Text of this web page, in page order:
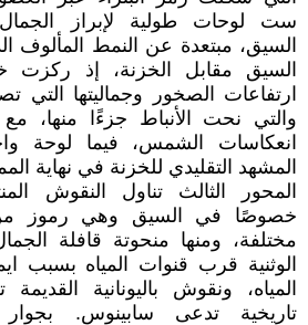
ست لوحات طولية لإبراز
السيق، مبتعدة عن النمط المألوف
السيق مقابل الخزنة، إذ
ارتفاعات الصخور وجماليتها التي
والتي نحت الأنباط جزءًا منها، مع
انعكاسات الشمس، فيما لوحة
المشهد التقليدي للخزنة في نهاية
المحور الثالث تناول النقوش
خصوصًا في السيق وهي رموز
مختلفة، ومنها منحوتة قافلة
الوثنية قرب قنوات المياه بسبب
المياه، ونقوش باليونانية
تاريخية تدعى سابينوس.